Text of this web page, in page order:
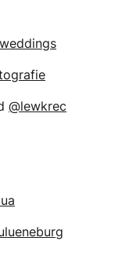
@lewkrec